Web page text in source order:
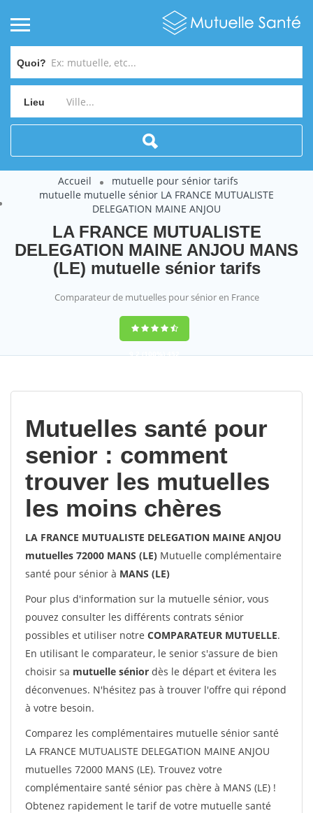
Quoi?
Lieu
Accueil
mutuelle pour sénior tarifs
mutuelle mutuelle sénior LA FRANCE MUTUALISTE
DELEGATION MAINE ANJOU
LA FRANCE MUTUALISTE
DELEGATION MAINE ANJOU MANS
(LE) mutuelle sénior tarifs
Comparateur de mutuelles pour sénior en France
9,2(100%)452
Mutuelles santé pour
senior : comment
trouver les mutuelles
les moins chères
LA FRANCE MUTUALISTE DELEGATION MAINE ANJOU
mutuelles 72000 MANS (LE) Mutuelle complémentaire
santé pour sénior à MANS (LE)
Pour plus d'information sur la mutuelle sénior, vous
pouvez consulter les différents contrats sénior
possibles et utiliser notre COMPARATEUR MUTUELLE.
En utilisant le comparateur, le senior s'assure de bien
choisir sa mutuelle sénior dès le départ et évitera les
déconvenues. N'hésitez pas à trouver l'offre qui répond
à votre besoin.
Comparez les complémentaires mutuelle sénior santé
LA FRANCE MUTUALISTE DELEGATION MAINE ANJOU
mutuelles 72000 MANS (LE). Trouvez votre
complémentaire santé sénior pas chère à MANS (LE) !
Obtenez rapidement le tarif de votre mutuelle santé